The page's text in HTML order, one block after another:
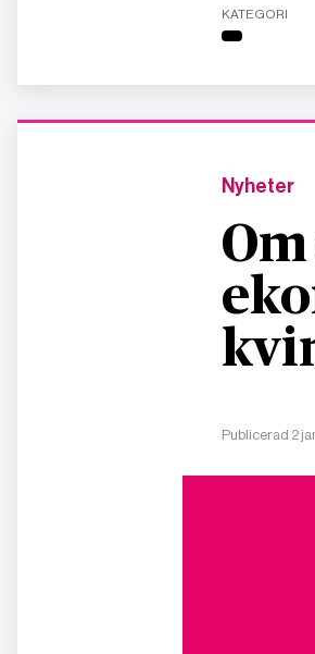
KATEGORI
Nyheter
Publicerad 2